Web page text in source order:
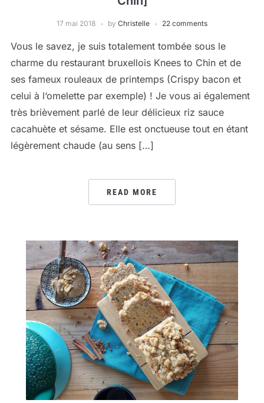
17 mai 2018 by Christelle 22 comments
Vous le savez, je suis totalement tombée sous le
charme du restaurant bruxellois Knees to Chin et de
ses fameux rouleaux de printemps (Crispy bacon et
celui à l‘omelette par exemple) ! Je vous ai également
très brièvement parlé de leur délicieux riz sauce
cacahuète et sésame. Elle est onctueuse tout en étant
légèrement chaude (au sens […]
READ MORE